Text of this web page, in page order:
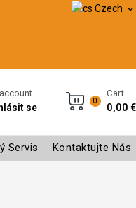
Czech 
0
Cart
0,00 €
se
Servis Kontaktujte Nás